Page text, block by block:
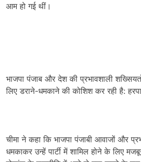
आम हो गई थीं।
भाजपा पंजाब और देश की प्रभावशाली
लिए डराने-धमकाने की कोशिश कर रही है:
चीमा ने कहा कि भाजपा पंजाबी आवाजों और
धमकाकर उन्हें पार्टी में शामिल होने के लिए